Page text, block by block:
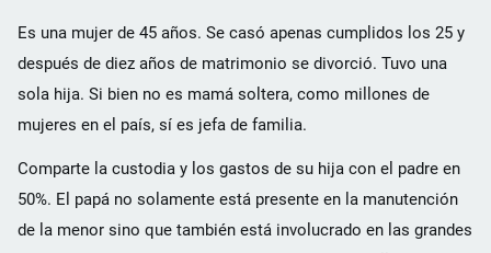
Es una mujer de 45 años. Se casó apenas cumplidos los 25 y
después de diez años de matrimonio se divorció. Tuvo una
sola hija. Si bien no es mamá soltera, como millones de
mujeres en el país, sí es jefa de familia.
Comparte la custodia y los gastos de su hija con el padre en
50%. El papá no solamente está presente en la manutención
de la menor sino que también está involucrado en las grandes